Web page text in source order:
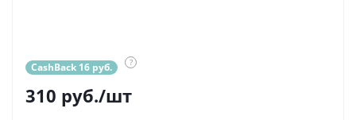
CashBack 16 руб. ?
310 руб./шт